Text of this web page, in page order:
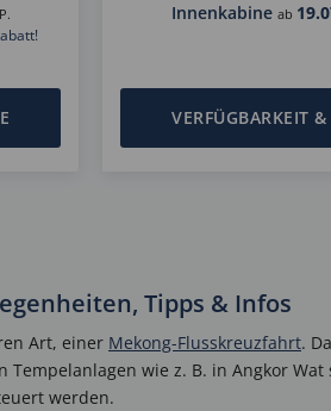
Innenkabine ab
VERFÜGBARKEIT &
Tipps & Infos
Art, einer Mekong-Flusskreuzfahrt.
wie z. B. in Angkor Wat
werden.